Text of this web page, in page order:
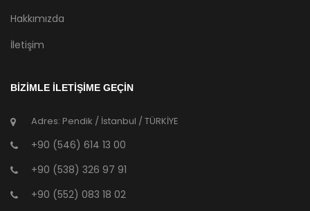
Hakkımızda
İletişim
BİZİMLE İLETİŞİME GEÇİN
Adres: Pendik / İstanbul / TÜRKİYE
+90 (546) 614 13 00
+90 (538) 326 97 91
+90 (552) 083 18 02